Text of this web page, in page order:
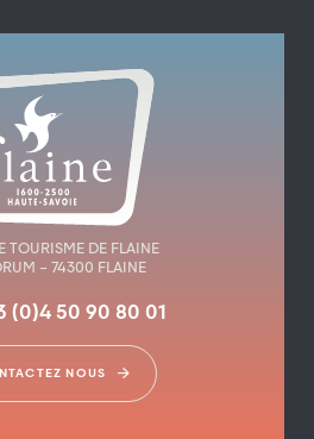
TOURISME DE FLAINE
– 74300 FLAINE
(0)4 50 90 80 01
NOUS